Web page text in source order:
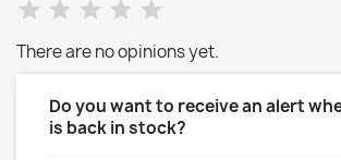
There are no opinions yet.
Do you want to receive an alert
is back in stock?